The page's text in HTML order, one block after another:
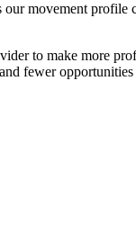
movement
to make more
fewer